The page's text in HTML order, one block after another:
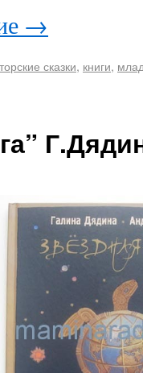
→
сказки, книги,